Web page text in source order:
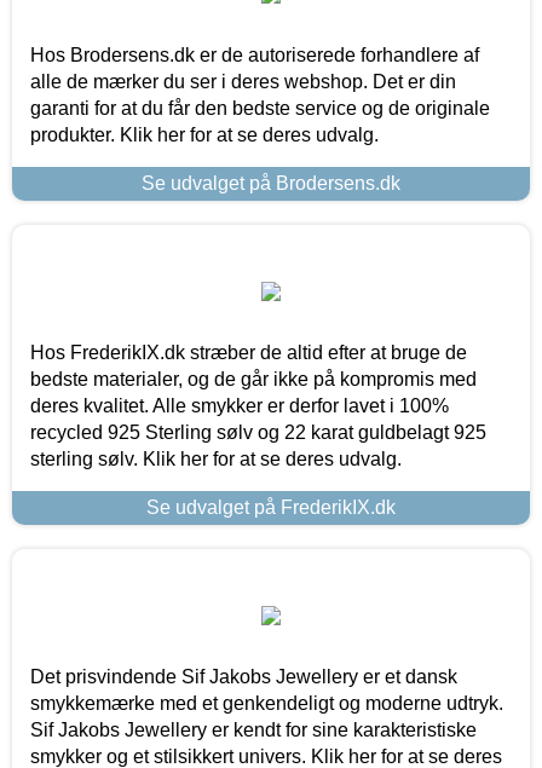
Hos Brodersens.dk er de autoriserede forhandlere af
alle de mærker du ser i deres webshop. Det er din
garanti for at du får den bedste service og de originale
produkter. Klik her for at se deres udvalg.
Se udvalget på Brodersens.dk
Hos FrederikIX.dk stræber de altid efter at bruge de
bedste materialer, og de går ikke på kompromis med
deres kvalitet. Alle smykker er derfor lavet i 100%
recycled 925 Sterling sølv og 22 karat guldbelagt 925
sterling sølv. Klik her for at se deres udvalg.
Se udvalget på FrederikIX.dk
Det prisvindende Sif Jakobs Jewellery er et dansk
smykkemærke med et genkendeligt og moderne udtryk.
Sif Jakobs Jewellery er kendt for sine karakteristiske
smykker og et stilsikkert univers. Klik her for at se deres